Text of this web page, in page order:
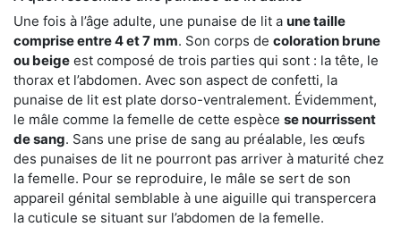
Une fois à l’âge adulte, une punaise de lit a une taille
comprise entre 4 et 7 mm. Son corps de coloration brune
ou beige est composé de trois parties qui sont : la tête, le
thorax et l’abdomen. Avec son aspect de confetti, la
punaise de lit est plate dorso-ventralement. Évidemment,
le mâle comme la femelle de cette espèce se nourrissent
de sang. Sans une prise de sang au préalable, les œufs
des punaises de lit ne pourront pas arriver à maturité chez
la femelle. Pour se reproduire, le mâle se sert de son
appareil génital semblable à une aiguille qui transpercera
la cuticule se situant sur l’abdomen de la femelle.